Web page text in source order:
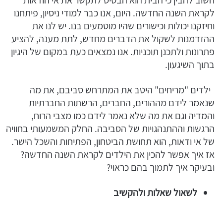
לקראת השנה החדשה. היום, אנו כבר למודי ניסיון, פיתחנו
וחיזקנו יכולות וכישורים שהיו מוטמעים בנו. יש לנו את
ההזדמנות לשקול את הדברים מחדש, לתת מענה, להציע
פתרונות ולתכנן תוכניות. אנו נמצאים כעת במקום של היגיון
בתוך השיגעון.
ילדים "מריחים" היטב את המתרחש סביבם, את מה
שנאמר לידם מההורים, החברים, הרשתות החברתיות
והמדיה וגם את מה שלא נאמר לידם כמו מצבי הרוח,
הרגשות וההתנהגויות של הסביבה. החלק המשמעותי בחוויה
של אי ודאות, הוא תחושת הביטחון, הפתיחות והשכל הישר.
אז איך אפשר להכין את הילדים לקראת השנה החדשה?
ובעיקר איך לתמוך בהם כראוי?
לשאול שאלות ולהקשיב